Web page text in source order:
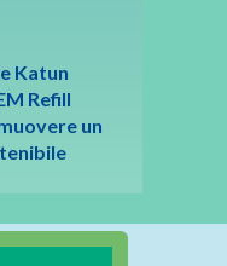
Katun
Refill
un